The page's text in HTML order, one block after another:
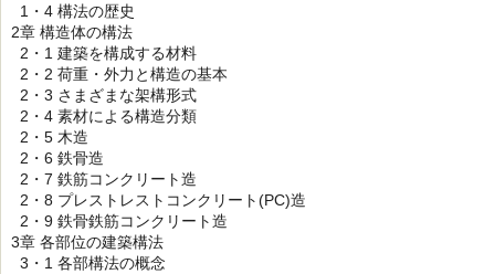
1・4 構法の歴史
2章 構造体の構法
2・1 建築を構成する材料
2・2 荷重・外力と構造の基本
2・3 さまざまな架構形式
2・4 素材による構造分類
2・5 木造
2・6 鉄骨造
2・7 鉄筋コンクリート造
2・8 プレストレストコンクリート(PC)造
2・9 鉄骨鉄筋コンクリート造
3章 各部位の建築構法
3・1 各部構法の概念